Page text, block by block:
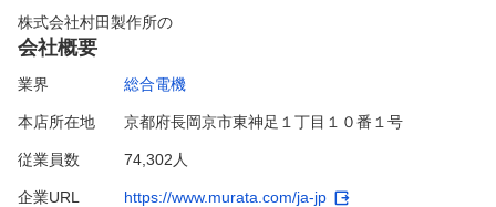
株式会社村田製作所の
会社概要
業界 総合電機
本店所在地 京都府長岡京市東神足１丁目１０番１号
従業員数 74,302人
企業URL https://www.murata.com/ja-jp